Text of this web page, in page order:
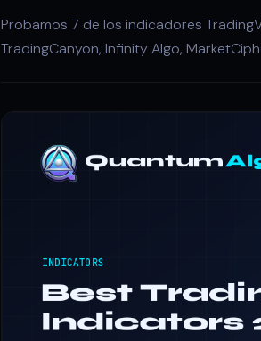
Probamos 7 de los indicadores
TradingCanyon, Infinity Algo,